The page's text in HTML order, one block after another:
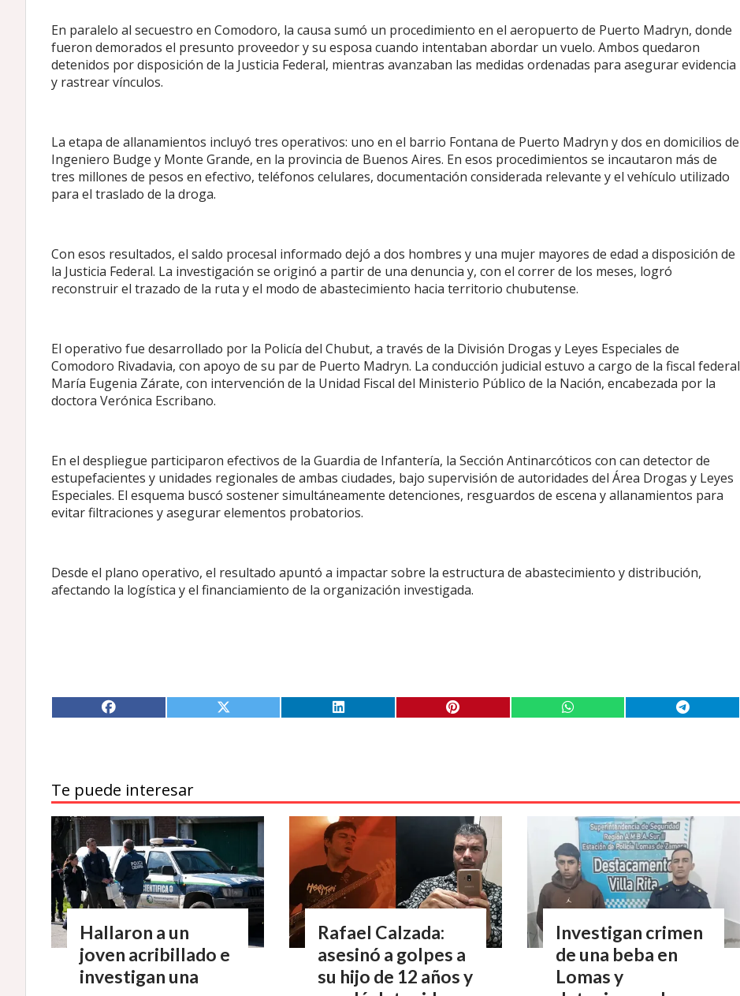
En paralelo al secuestro en Comodoro, la causa sumó un procedimiento en el aeropuerto de Puerto Madryn, donde
fueron demorados el presunto proveedor y su esposa cuando intentaban abordar un vuelo. Ambos quedaron
detenidos por disposición de la Justicia Federal, mientras avanzaban las medidas ordenadas para asegurar evidencia
y rastrear vínculos.
La etapa de allanamientos incluyó tres operativos: uno en el barrio Fontana de Puerto Madryn y dos en domicilios de
Ingeniero Budge y Monte Grande, en la provincia de Buenos Aires. En esos procedimientos se incautaron más de
tres millones de pesos en efectivo, teléfonos celulares, documentación considerada relevante y el vehículo utilizado
para el traslado de la droga.
Con esos resultados, el saldo procesal informado dejó a dos hombres y una mujer mayores de edad a disposición de
la Justicia Federal. La investigación se originó a partir de una denuncia y, con el correr de los meses, logró
reconstruir el trazado de la ruta y el modo de abastecimiento hacia territorio chubutense.
El operativo fue desarrollado por la Policía del Chubut, a través de la División Drogas y Leyes Especiales de
Comodoro Rivadavia, con apoyo de su par de Puerto Madryn. La conducción judicial estuvo a cargo de la fiscal federal
María Eugenia Zárate, con intervención de la Unidad Fiscal del Ministerio Público de la Nación, encabezada por la
doctora Verónica Escribano.
En el despliegue participaron efectivos de la Guardia de Infantería, la Sección Antinarcóticos con can detector de
estupefacientes y unidades regionales de ambas ciudades, bajo supervisión de autoridades del Área Drogas y Leyes
Especiales. El esquema buscó sostener simultáneamente detenciones, resguardos de escena y allanamientos para
evitar filtraciones y asegurar elementos probatorios.
Desde el plano operativo, el resultado apuntó a impactar sobre la estructura de abastecimiento y distribución,
afectando la logística y el financiamiento de la organización investigada.
Te puede interesar
Hallaron a un
joven acribillado e
investigan una
Rafael Calzada:
asesinó a golpes a
su hijo de 12 años y
Investigan crimen
de una beba en
Lomas y